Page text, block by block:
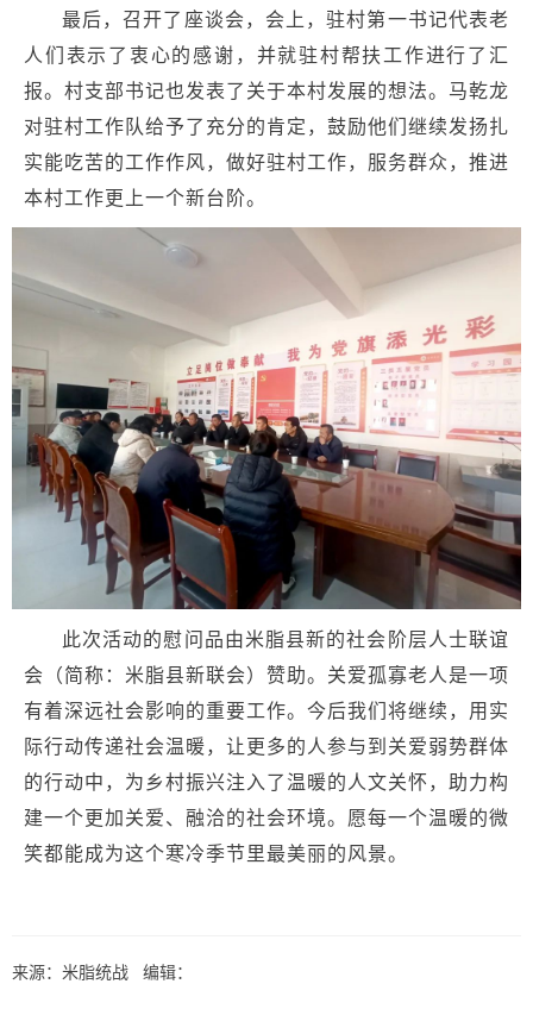
最后，召开了座谈会，会上，驻村第一书记代表老
人们表示了衷心的感谢，并就驻村帮扶工作进行了汇
报。村支部书记也发表了关于本村发展的想法。马乾龙
对驻村工作队给予了充分的肯定，鼓励他们继续发扬扎
实能吃苦的工作作风，做好驻村工作，服务群众，推进
本村工作更上一个新台阶。
此次活动的慰问品由米脂县新的社会阶层人士联谊
会（简称：米脂县新联会）赞助。关爱孤寡老人是一项
有着深远社会影响的重要工作。今后我们将继续，用实
际行动传递社会温暖，让更多的人参与到关爱弱势群体
的行动中，为乡村振兴注入了温暖的人文关怀，助力构
建一个更加关爱、融洽的社会环境。愿每一个温暖的微
笑都能成为这个寒冷季节里最美丽的风景。
来源：米脂统战 编辑：